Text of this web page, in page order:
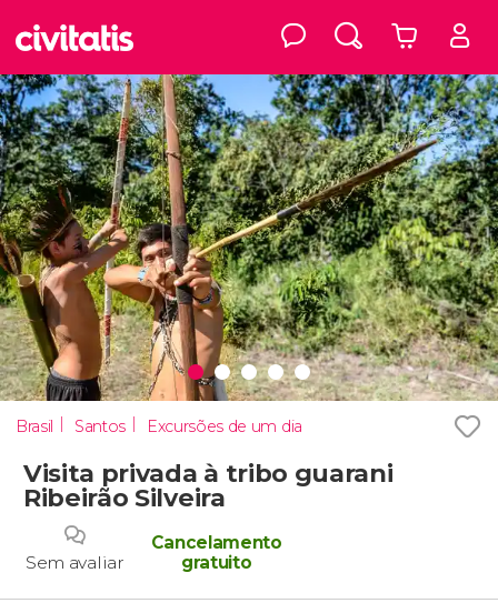
Brasil Santos Excursões de um dia
Visita privada à tribo guarani
Ribeirão Silveira
Sem avaliar
Cancelamento
gratuito